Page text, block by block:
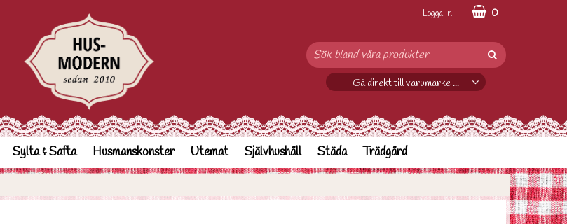
Logga in 0
Gå direkt till varumärke ...
Sylta & Safta Husmanskonster Utemat Självhushåll Städa Trädgård